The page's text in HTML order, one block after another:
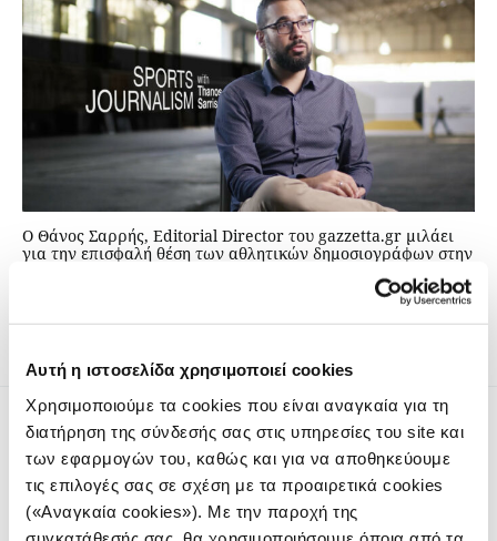
Αυτή η ιστοσελίδα χρησιμοποιεί cookies
Χρησιμοποιούμε τα cookies που είναι αναγκαία για τη
διατήρηση της σύνδεσής σας στις υπηρεσίες του site και
των εφαρμογών του, καθώς και για να αποθηκεύουμε
τις επιλογές σας σε σχέση με τα προαιρετικά cookies
(«Αναγκαία cookies»). Με την παροχή της
Ο Θάνος Σαρρής, Editorial Director του gazzetta.gr μιλάει
για την επισφαλή θέση των αθλητικών δημοσιογράφων στην
Τεχνητή Νοημοσύνη στην αθλητική δημοσιογραφία.